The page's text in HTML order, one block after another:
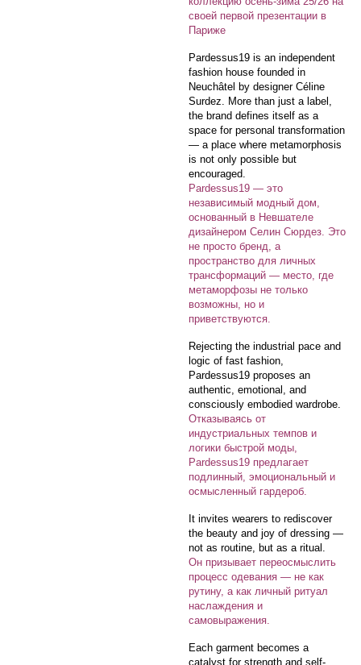
своей первой презентации в
Париже
Pardessus19 is an independent
fashion house founded in
Neuchâtel by designer Céline
Surdez. More than just a label,
the brand defines itself as a
space for personal transformation
— a place where metamorphosis
is not only possible but
encouraged.
Pardessus19 — это
независимый модный дом,
основанный в Невшателе
дизайнером Селин Сюрдез. Это
не просто бренд, а
пространство для личных
трансформаций — место, где
метаморфозы не только
возможны, но и
приветствуются.
Rejecting the industrial pace and
logic of fast fashion,
Pardessus19 proposes an
authentic, emotional, and
consciously embodied wardrobe.
Отказываясь от
индустриальных темпов и
логики быстрой моды,
Pardessus19 предлагает
подлинный, эмоциональный и
осмысленный гардероб.
It invites wearers to rediscover
the beauty and joy of dressing —
not as routine, but as a ritual.
Он призывает переосмыслить
процесс одевания — не как
рутину, а как личный ритуал
наслаждения и
самовыражения.
Each garment becomes a
catalyst for strength and self-